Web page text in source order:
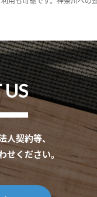
契約等、
ください。